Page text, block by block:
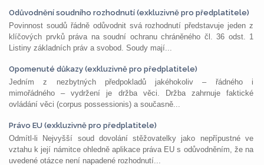
Odůvodnění soudního rozhodnutí (exkluzivně pro předplatitele)
Povinnost soudů řádně odůvodnit svá rozhodnutí představuje jeden z
klíčových prvků práva na soudní ochranu chráněného čl. 36 odst. 1
Listiny základních práv a svobod. Soudy mají...
Opomenuté důkazy (exkluzivně pro předplatitele)
Jedním z nezbytných předpokladů jakéhokoliv – řádného i
mimořádného – vydržení je držba věci. Držba zahrnuje faktické
ovládání věci (corpus possessionis) a současně...
Právo EU (exkluzivně pro předplatitele)
Odmítl-li Nejvyšší soud dovolání stěžovatelky jako nepřípustné ve
vztahu k její námitce ohledně aplikace práva EU s odůvodněním, že na
uvedené otázce není napadené rozhodnutí...